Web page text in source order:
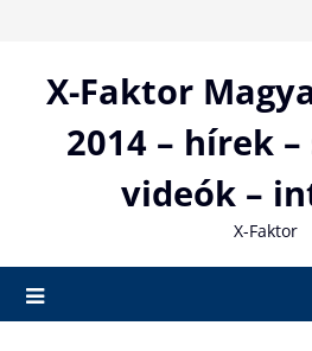
contentX-Faktor
2014 – hírek
videók –
X-Faktor